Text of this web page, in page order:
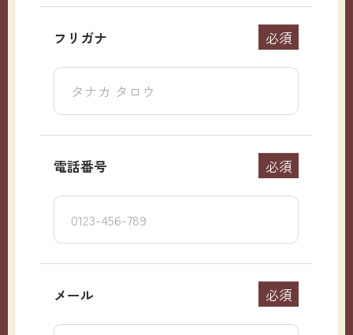
必須
フリガナ
必須
電話番号
必須
メール